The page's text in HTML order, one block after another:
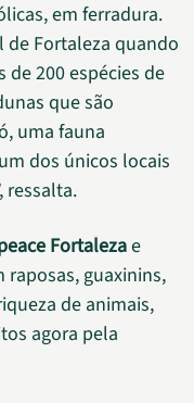
em ferradura.
de Fortaleza quando
de 200 espécies de
que são
uma fauna
dos únicos locais
ressalta.
Fortalezae
raposas, guaxinins,
de animais,
agora pela